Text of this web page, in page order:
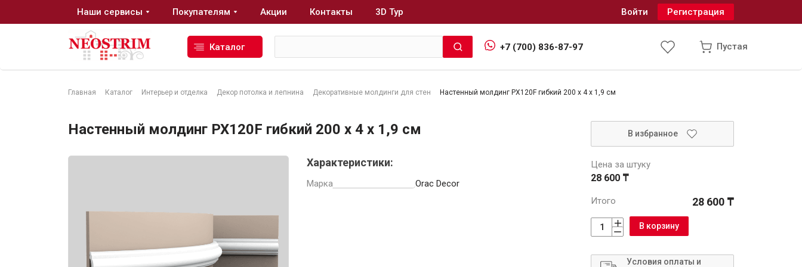
Главная Каталог Интерьер и отделка Декор потолка и лепнина Декоративные молдинги для стен Настенный молдинг PX120F гибкий 200 x 4 x 1,9 см
Настенный молдинг PX120F гибкий 200 x 4 x 1,9 см
Характеристики:
Марка Orac Decor
В избранное
Цена за штуку
28 600 ₸
Итого 28 600 ₸
В корзину
Условия оплаты и
Наши сервисы Покупателям Акции Контакты 3D Тур Войти Регистрация
Каталог +7 (700) 836-87-97 Пустая
Ещё 2
Герметики
Клеи, жидкие гвозди
Водоснабжение и водоотведение